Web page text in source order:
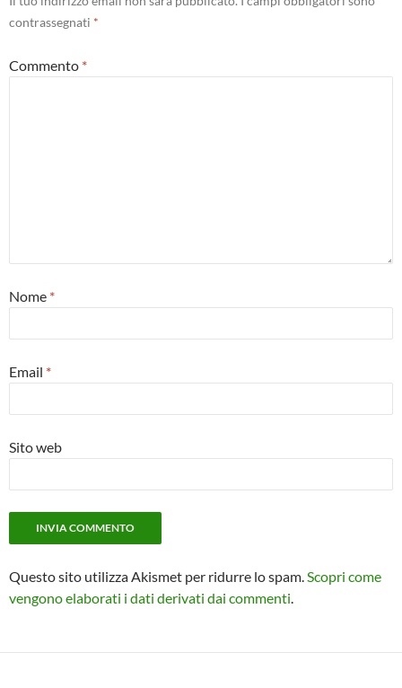
contrassegnati *
Commento *
Nome *
Email *
Sito web
Questo sito utilizza Akismet per ridurre lo spam. Scopri come
vengono elaborati i dati derivati dai commenti